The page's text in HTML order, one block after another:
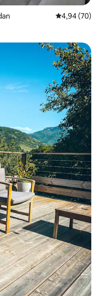
Note
4,94 (70)
plus aimés